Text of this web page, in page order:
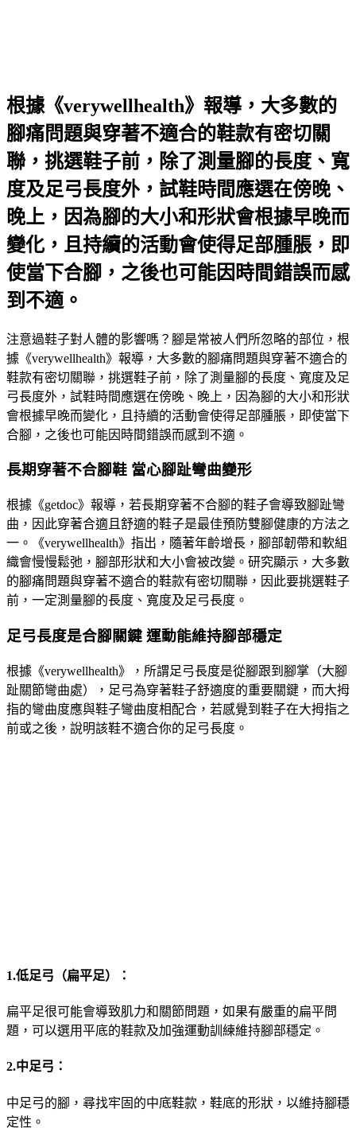
根據《verywellhealth》報導，大多數的
腳痛問題與穿著不適合的鞋款有密切關
聯，挑選鞋子前，除了測量腳的長度、寬
度及足弓長度外，試鞋時間應選在傍晚、
晚上，因為腳的大小和形狀會根據早晚而
變化，且持續的活動會使得足部腫脹，即
使當下合腳，之後也可能因時間錯誤而感
到不適。
注意過鞋子對人體的影響嗎？腳是常被人們所忽略的部位，根
據《verywellhealth》報導，大多數的腳痛問題與穿著不適合的
鞋款有密切關聯，挑選鞋子前，除了測量腳的長度、寬度及足
弓長度外，試鞋時間應選在傍晚、晚上，因為腳的大小和形狀
會根據早晚而變化，且持續的活動會使得足部腫脹，即使當下
合腳，之後也可能因時間錯誤而感到不適。
長期穿著不合腳鞋 當心腳趾彎曲變形
根據《getdoc》報導，若長期穿著不合腳的鞋子會導致腳趾彎
曲，因此穿著合適且舒適的鞋子是最佳預防雙腳健康的方法之
一。《verywellhealth》指出，隨著年齡增長，腳部韌帶和軟組
織會慢慢鬆弛，腳部形狀和大小會被改變。研究顯示，大多數
的腳痛問題與穿著不適合的鞋款有密切關聯，因此要挑選鞋子
前，一定測量腳的長度、寬度及足弓長度。
足弓長度是合腳關鍵 運動能維持腳部穩定
根據《verywellhealth》，所謂足弓長度是從腳跟到腳掌（大腳
趾關節彎曲處），足弓為穿著鞋子舒適度的重要關鍵，而大拇
指的彎曲度應與鞋子彎曲度相配合，若感覺到鞋子在大拇指之
前或之後，說明該鞋不適合你的足弓長度。
1.低足弓（扁平足）：
扁平足很可能會導致肌力和關節問題，如果有嚴重的扁平問
題，可以選用平底的鞋款及加強運動訓練維持腳部穩定。
2.中足弓：
中足弓的腳，尋找牢固的中底鞋款，鞋底的形狀，以維持腳穩
定性。